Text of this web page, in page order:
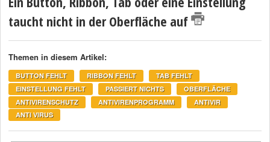
taucht nicht in der Oberfläche auf
Themen in diesem Artikel:
BUTTON FEHLT RIBBON FEHLT
TAB FEHLT
EINSTELLUNG FEHLT
PASSIERT NICHTS
OBERFLÄCHE
ANTIVIRENSCHUTZ
ANTIVIRENPROGRAMM
ANTIVIR
ANTI VIRUS